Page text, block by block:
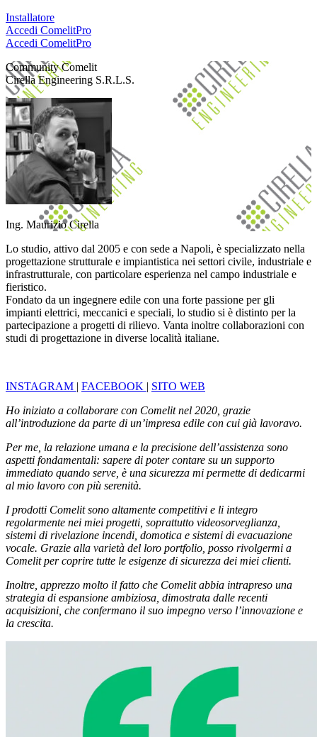
Installatore
Accedi ComelitPro
Accedi ComelitPro
Community Comelit
Cirella Engineering S.R.L.S.
Ing. Maurizio Cirella
Lo studio, attivo dal 2005 e con sede a Napoli, è specializzato nella
progettazione strutturale e impiantistica nei settori civile, industriale e
infrastrutturale, con particolare esperienza nel campo industriale e
fieristico.
Fondato da un ingegnere edile con una forte passione per gli
impianti elettrici, meccanici e speciali, lo studio si è distinto per la
partecipazione a progetti di rilievo. Vanta inoltre collaborazioni con
studi di progettazione in diverse località italiane.
INSTAGRAM | FACEBOOK | SITO WEB
Ho iniziato a collaborare con Comelit nel 2020, grazie
all’introduzione da parte di un’impresa edile con cui già lavoravo.
Per me, la relazione umana e la precisione dell’assistenza sono
aspetti fondamentali: sapere di poter contare su un supporto
immediato quando serve, è una sicurezza mi permette di dedicarmi
al mio lavoro con più serenità.
I prodotti Comelit sono altamente competitivi e li integro
regolarmente nei miei progetti, soprattutto videosorveglianza,
sistemi di rivelazione incendi, domotica e sistemi di evacuazione
vocale. Grazie alla varietà del loro portfolio, posso rivolgermi a
Comelit per coprire tutte le esigenze di sicurezza dei miei clienti.
Inoltre, apprezzo molto il fatto che Comelit abbia intrapreso una
strategia di espansione ambiziosa, dimostrata dalle recenti
acquisizioni, che confermano il suo impegno verso l’innovazione e
la crescita.